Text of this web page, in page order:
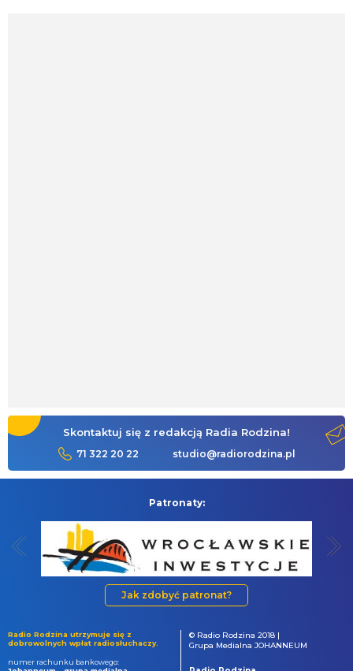
Skontaktuj się z redakcją Radia Rodzina!
71 322 20 22 studio@radiorodzina.pl
Patronaty:
Jak zdobyć patronat?
Radio Rodzina utrzymuje się z
dobrowolnych wpłat radiosłuchaczy.
numer rachunku bankowego:
© Radio Rodzina 2018 |
Grupa Medialna JOHANNEUM